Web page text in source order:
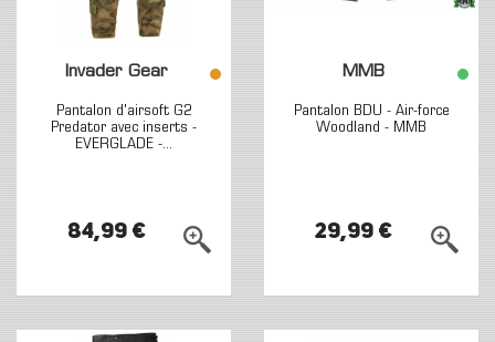
Invader Gear
Pantalon d'airsoft G2
Predator avec inserts -
EVERGLADE -...
84,99 €
MMB
Pantalon BDU - Air-force
Woodland - MMB
29,99 €